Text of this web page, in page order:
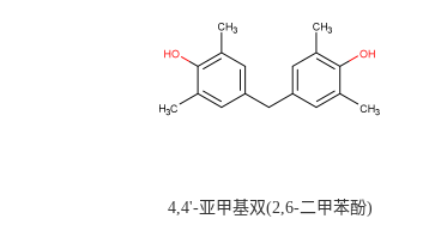
4,4'-亚甲基双(2,6-二甲苯酚)